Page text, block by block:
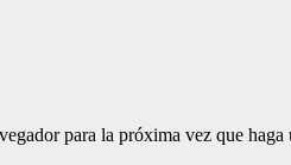
para la próxima vez que haga